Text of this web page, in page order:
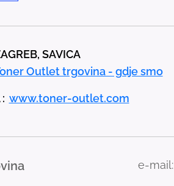
t
u
p
d
SAVICA
Outlet trgovina - gdje smo
www.toner-outlet.com
e-mail: